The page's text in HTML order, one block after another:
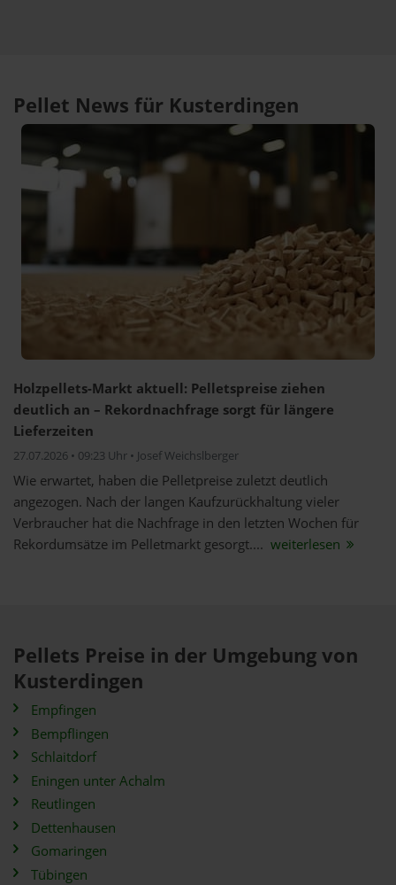
Pellet News für Kusterdingen
Holzpellets-Markt aktuell: Pelletspreise ziehen
deutlich an – Rekordnachfrage sorgt für längere
Lieferzeiten
27.07.2026 • 09:23 Uhr • Josef Weichslberger
Wie erwartet, haben die Pelletpreise zuletzt deutlich
angezogen. Nach der langen Kaufzurückhaltung vieler
Verbraucher hat die Nachfrage in den letzten Wochen für
Rekordumsätze im Pelletmarkt gesorgt.... weiterlesen
Pellets Preise in der Umgebung von
Kusterdingen
Empfingen
Bempflingen
Schlaitdorf
Eningen unter Achalm
Reutlingen
Dettenhausen
Gomaringen
Tübingen